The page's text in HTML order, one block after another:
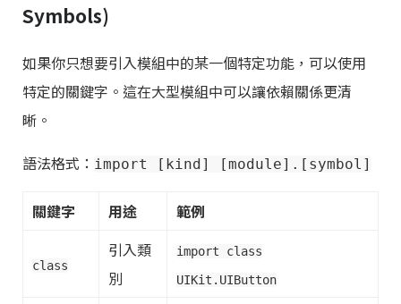
Symbols)
如果你只想要引入模組中的某一個特定功能，可以使用
特定的關鍵字。這在大型模組中可以讓依賴關係更清
晰。
語法格式： import [kind] [module].[symbol]
關鍵字 用途 範例
class
引入類
別
import class
UIKit.UIButton